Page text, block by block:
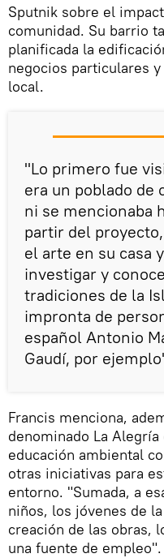
Sputnik sobre el
comunidad. Su barrio
planificada la
negocios particulares
local.
"Lo primero fue
era un poblado de
ni se mencionaba
partir del
el arte en su casa
investigar y
tradiciones de la
impronta de
español Antonio
Gaudí, por
Francis menciona,
denominado La
educación ambiental
otras iniciativas para
entorno. "Sumada, a
niños, los jóvenes de
creación de las obras,
una fuente de empleo".